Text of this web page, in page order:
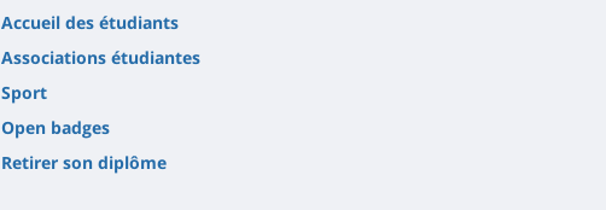
Accueil des étudiants
Associations étudiantes
Sport
Open badges
Retirer son diplôme